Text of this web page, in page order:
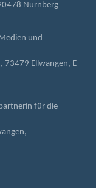
Nürnberg
und
73479 Ellwangen, E-
für die